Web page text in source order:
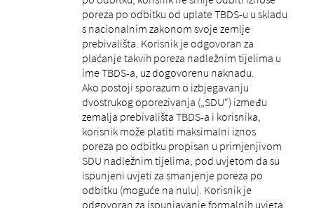
poreza po odbitku od uplate TBDS-u u skladu
s nacionalnim zakonom svoje zemlje
prebivališta. Korisnik je odgovoran za
plaćanje takvih poreza nadležnim tijelima u
ime TBDS-a, uz dogovorenu naknadu.
Ako postoji sporazum o izbjegavanju
dvostrukog oporezivanja („SDU“) između
zemalja prebivališta TBDS-a i korisnika,
korisnik može platiti maksimalni iznos
poreza po odbitku propisan u primjenjivom
SDU nadležnim tijelima, pod uvjetom da su
ispunjeni uvjeti za smanjenje poreza po
odbitku (moguće na nulu). Korisnik je
odgovoran za ispunjavanje formalnih uvjeta